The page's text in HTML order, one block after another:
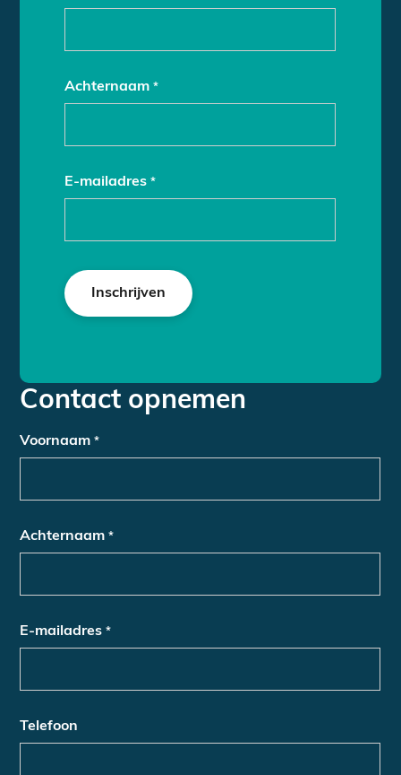
Achternaam *
E-mailadres *
Contact opnemen
Voornaam *
Achternaam *
E-mailadres *
Telefoon